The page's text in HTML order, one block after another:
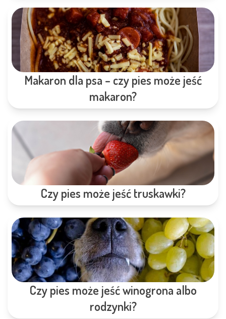
Makaron dla psa – czy pies może jeść
makaron?
Czy pies może jeść truskawki?
Czy pies może jeść winogrona albo
rodzynki?